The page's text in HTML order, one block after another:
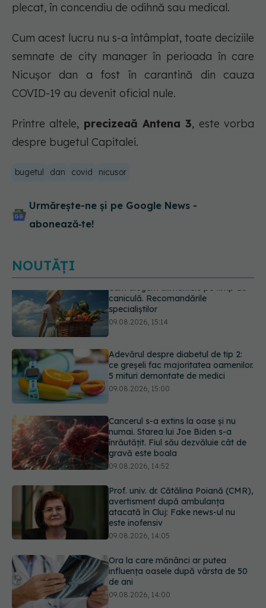
plecat, în concendiu de odihnă sau medical.
Cum acest lucru nu s-a întâmplat, toate deciziile
semnate de city manager în perioada în care
Nicușor dan a fost în carantină din cauza
COVID-19 au devenit oficial nule.
Printre altele, precizeaă Antena 3, este vorba
despre bugetul Capitalei.
bugetul dan covid nicusor
Urmărește-ne și pe Google News -
abonează‑te!
NOUTĂȚI
Adevărul despre diabetul de tip 2:
ce greșeli fac majoritatea oamenilor.
5 mituri demontate de medici
Cancerul s-a extins la oase și nu
numai. Starea lui Joe Biden s-a
înrăutățit. Fiul său dezvăluie cât de
09.08.2026, 14:52
Prof. univ. dr. Cătălina Poiană (CMR),
avertisment după ambulanța
atacată în Cluj: Fake news-ul nu
09.08.2026, 14:05
Ora la care mănânci ar putea
influența oasele după vârsta de 50
de ani
Cum alegem alimentele pe timp de
caniculă. Recomandările
specialiștilor